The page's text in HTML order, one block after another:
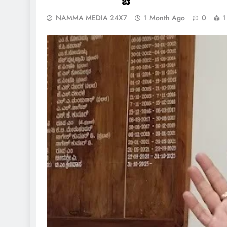
NAMMA MEDIA 24X7 1 Month Ago 0